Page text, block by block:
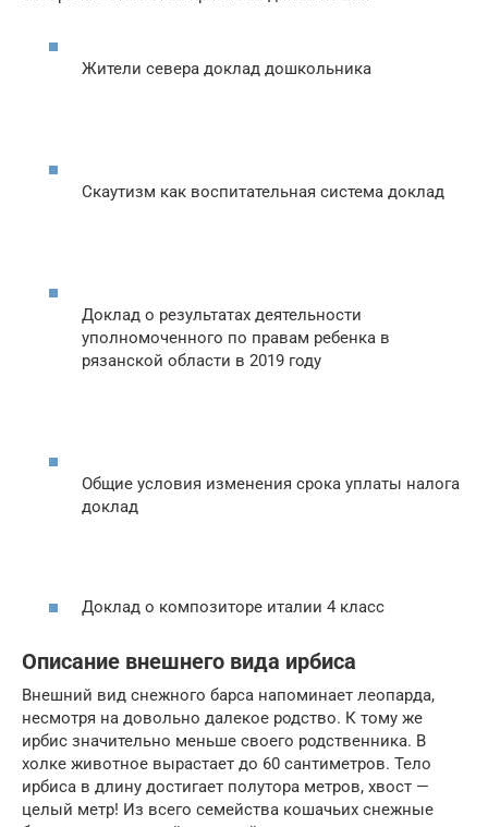
Жители севера доклад дошкольника
Скаутизм как воспитательная система доклад
Доклад о результатах деятельности
уполномоченного по правам ребенка в
рязанской области в 2019 году
Общие условия изменения срока уплаты налога
доклад
Доклад о композиторе италии 4 класс
Описание внешнего вида ирбиса
Внешний вид снежного барса напоминает леопарда,
несмотря на довольно далекое родство. К тому же
ирбис значительно меньше своего родственника. В
холке животное вырастает до 60 сантиметров. Тело
ирбиса в длину достигает полутора метров, хвост —
целый метр! Из всего семейства кошачьих снежные